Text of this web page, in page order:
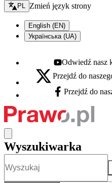
Zmień język - bieżący:
PL Zmień język strony
English (EN)
Українська (UA)
Youtube - otwiera się
Odwiedź nasz
X - otwiera się w nowej karcie
Przejdź do
Facebook - otwiera się
Przejdź do
Wyszukiwarka